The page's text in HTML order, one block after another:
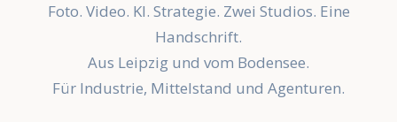
Foto. Video. KI. Strategie. Zwei Studios. Eine
Handschrift.
Aus Leipzig und vom Bodensee.
Für Industrie, Mittelstand und Agenturen.